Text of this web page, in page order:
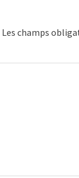
Les champs